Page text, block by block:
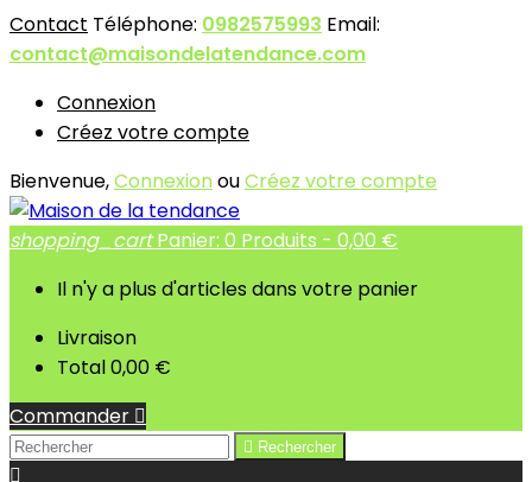
Contact Téléphone: 0982575993 Email:
contact@maisondelatendance.com
Connexion
Créez votre compte
Bienvenue,ConnexionouCréez votre compte
shopping_cart Panier: 0 Produits - 0,00 €
Il n'y a plus d'articles dans votre panier
Livraison
Total0,00 €
Commander 
 Rechercher
